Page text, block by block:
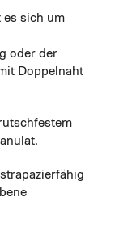
es sich um
oder der
Doppelnaht